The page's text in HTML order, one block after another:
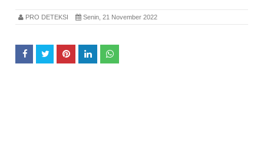
PRO DETEKSI Senin, 21 November 2022